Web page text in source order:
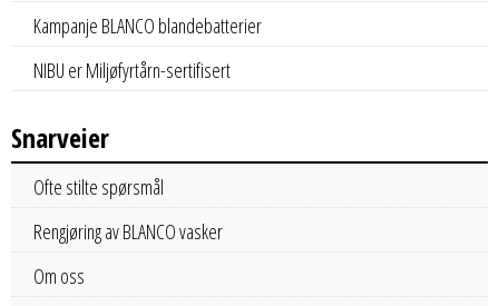
Kampanje BLANCO blandebatterier
NIBU er Miljøfyrtårn-sertifisert
Snarveier
Ofte stilte spørsmål
Rengjøring av BLANCO vasker
Om oss